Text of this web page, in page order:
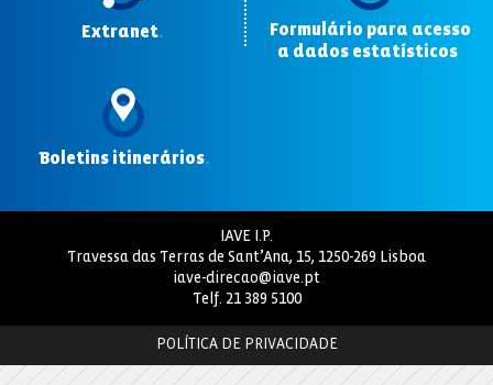
Extranet.
Formulário para acesso
a dados estatísticos
Boletins itinerários.
IAVE I.P.
Travessa das Terras de Sant’Ana, 15, 1250-269 Lisboa
iave-direcao@iave.pt
Telf. 21 389 5100
POLÍTICA DE PRIVACIDADE